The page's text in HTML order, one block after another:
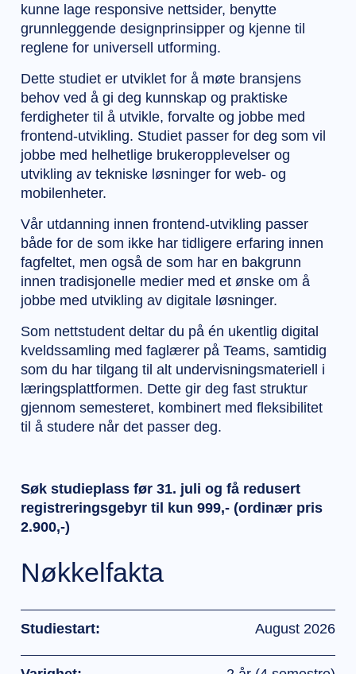
kunne lage responsive nettsider, benytte
grunnleggende designprinsipper og kjenne til
reglene for universell utforming.
Dette studiet er utviklet for å møte bransjens
behov ved å gi deg kunnskap og praktiske
ferdigheter til å utvikle, forvalte og jobbe med
frontend-utvikling. Studiet passer for deg som vil
jobbe med helhetlige brukeropplevelser og
utvikling av tekniske løsninger for web- og
mobilenheter.
Vår utdanning innen frontend-utvikling passer
både for de som ikke har tidligere erfaring innen
fagfeltet, men også de som har en bakgrunn
innen tradisjonelle medier med et ønske om å
jobbe med utvikling av digitale løsninger.
Som nettstudent deltar du på én ukentlig digital
kveldssamling med faglærer på Teams, samtidig
som du har tilgang til alt undervisningsmateriell i
læringsplattformen. Dette gir deg fast struktur
gjennom semesteret, kombinert med fleksibilitet
til å studere når det passer deg.
Søk studieplass før 31. juli og få redusert
registreringsgebyr til kun 999,- (ordinær pris
2.900,-)
Nøkkelfakta
Studiestart: August 2026